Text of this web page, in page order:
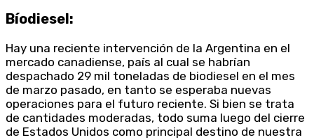
Bíodiesel:
Hay una reciente intervención de la Argentina en el
mercado canadiense, país al cual se habrían
despachado 29 mil toneladas de biodiesel en el mes
de marzo pasado, en tanto se esperaba nuevas
operaciones para el futuro reciente. Si bien se trata
de cantidades moderadas, todo suma luego del cierre
de Estados Unidos como principal destino de nuestra